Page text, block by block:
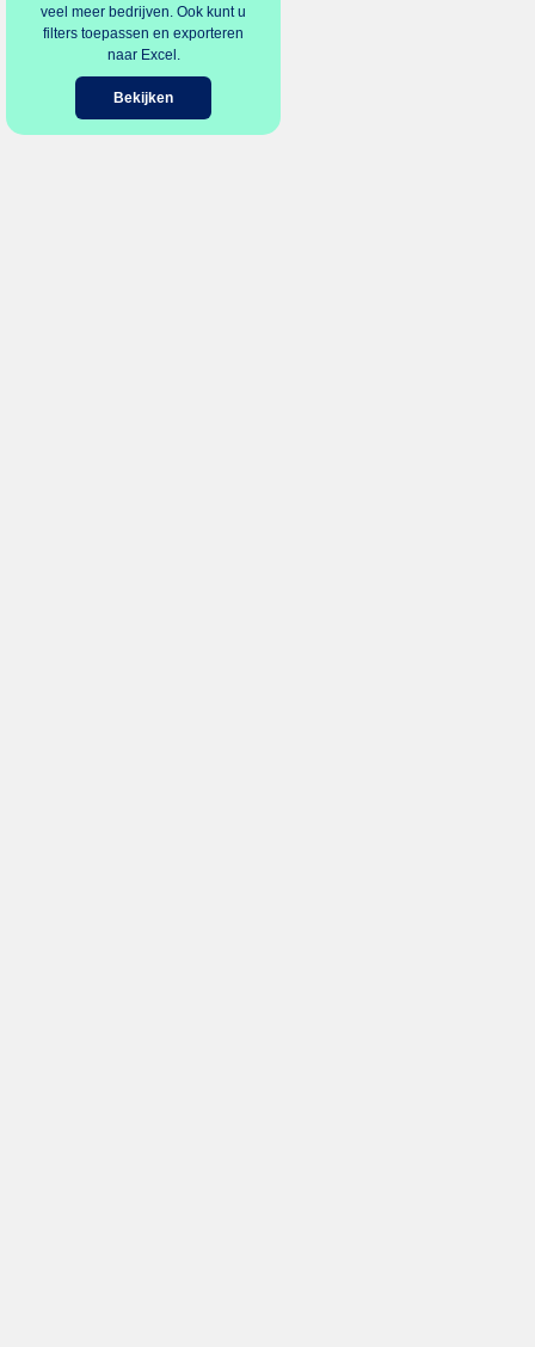
veel meer bedrijven. Ook kunt u
filters toepassen en exporteren
naar Excel.
Bekijken